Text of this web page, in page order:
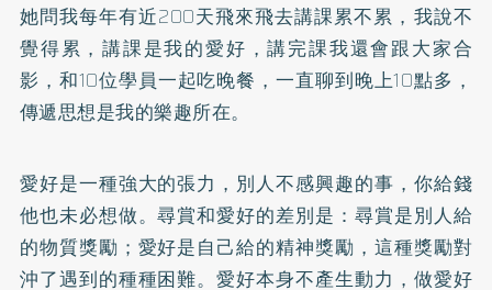
她問我每年有近200天飛來飛去講課累不累，我說不
覺得累，講課是我的愛好，講完課我還會跟大家合
影，和10位學員一起吃晚餐，一直聊到晚上10點多，
傳遞思想是我的樂趣所在。
愛好是一種強大的張力，別人不感興趣的事，你給錢
他也未必想做。尋賞和愛好的差別是：尋賞是別人給
的物質獎勵；愛好是自己給的精神獎勵，這種獎勵對
沖了遇到的種種困難。愛好本身不產生動力，做愛好